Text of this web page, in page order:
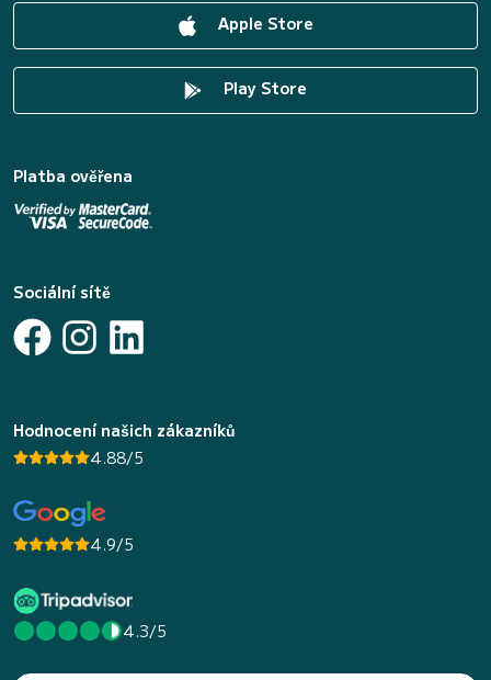
Apple Store
Play Store
Platba ověřena
Sociální sítě
Hodnocení našich zákazníků
4.88/5
4.9/5
4.3/5